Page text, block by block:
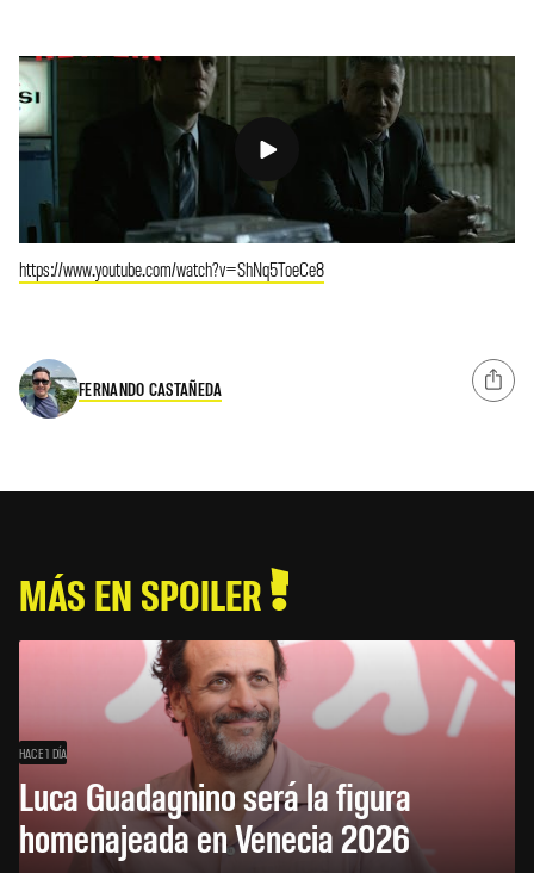
https://www.youtube.com/watch?v=ShNq5ToeCe8
FERNANDO CASTAÑEDA
MÁS EN SPOILER
HACE 1 DÍA
Luca Guadagnino será la figura
homenajeada en Venecia 2026